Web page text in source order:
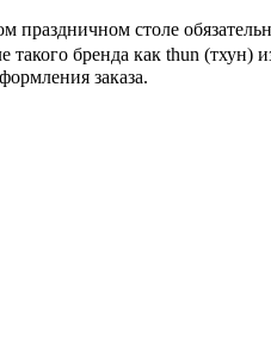
праздничном столе
такого бренда как thun (тхун)
заказа.